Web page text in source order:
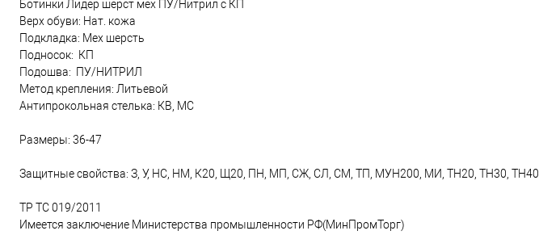
Ботинки Лидер шерст мех ПУ/Нитрил с КП
Верх обуви: Нат. кожа
Подкладка: Мех шерсть
Подносок: КП
Подошва: ПУ/НИТРИЛ
Метод крепления: Литьевой
Антипрокольная стелька: КВ, МС
Размеры: 36-47
Защитные свойства: З, У, НС, НМ, К20, Щ20, ПН, МП, СЖ, СЛ, СМ, ТП, МУН200, МИ, ТН20, ТН30, ТН40
ТР ТС 019/2011
Имеется заключение Министерства промышленности РФ(МинПромТорг)